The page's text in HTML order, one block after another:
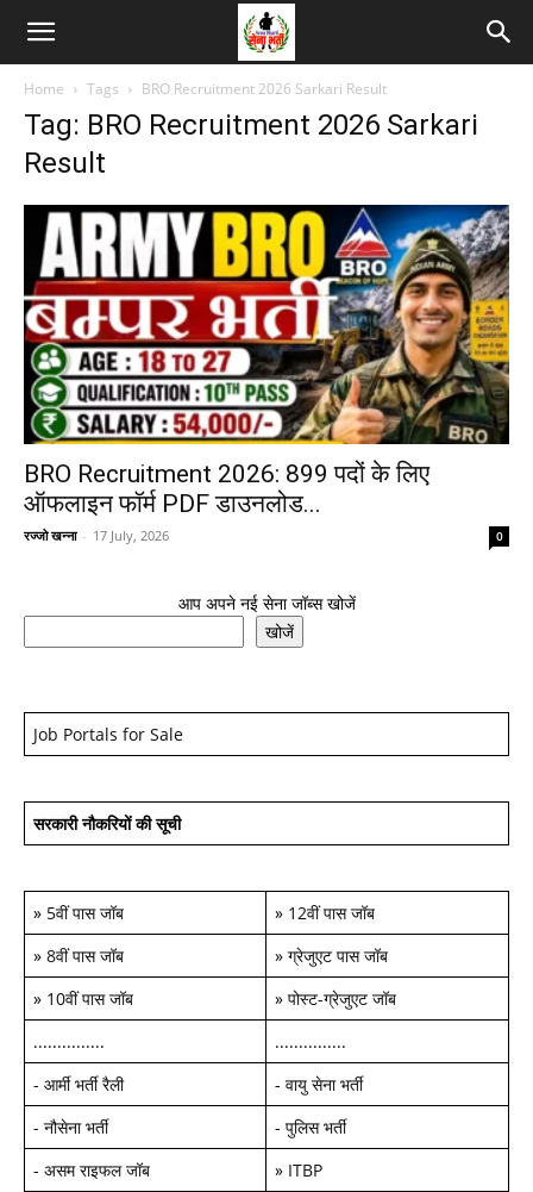
Home Tags BRO Recruitment 2026 Sarkari Result
Tag: BRO Recruitment 2026 Sarkari
Result
BRO Recruitment 2026: 899 पदों के लिए
ऑफलाइन फॉर्म PDF डाउनलोड...
रज्जो खन्ना - 17 July, 2026 0
आप अपने नई सेना जॉब्स खोजें
खोजें
Job Portals for Sale
सरकारी नौकरियों की सूची
» 5वीं पास जॉब » 12वीं पास जॉब
» 8वीं पास जॉब » ग्रेजुएट पास जॉब
» 10वीं पास जॉब » पोस्ट-ग्रेजुएट जॉब
...............
...............
- आर्मी भर्ती रैली - वायु सेना भर्ती
- नौसेना भर्ती - पुलिस भर्ती
- असम राइफल जॉब » ITBP